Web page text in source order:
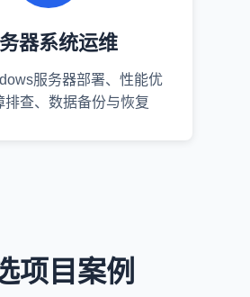
器系统运维
服务器部署、性能优
排查、数据备份与恢复
项目案例